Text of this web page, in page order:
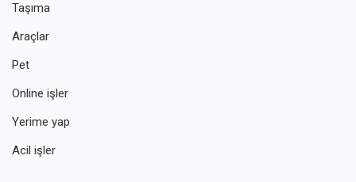
Taşıma
Araçlar
Pet
Online işler
Yerime yap
Acil işler